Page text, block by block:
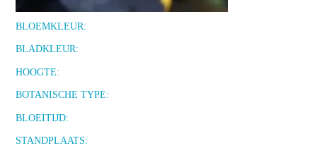
BLOEMKLEUR:
BLADKLEUR:
HOOGTE:
BOTANISCHE TYPE:
BLOEITIJD:
STANDPLAATS: